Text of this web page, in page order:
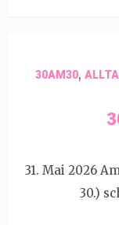
30AM30,
31. Mai 2026
30.)